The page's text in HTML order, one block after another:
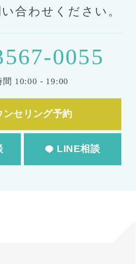
合わせください。
0055
間 10:00 - 19:00
ンセリング予約
LINE相談